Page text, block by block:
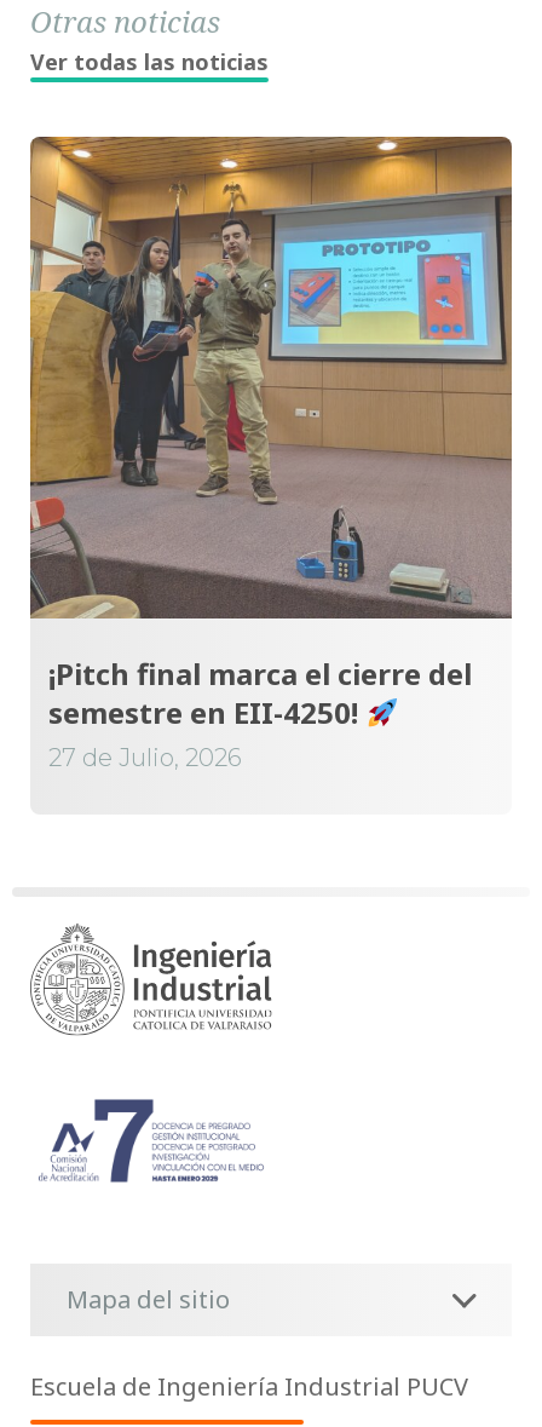
Otras noticias
Ver todas las noticias
¡Pitch final marca el cierre del
semestre en EII-4250!
27 de Julio, 2026
Mapa del sitio
Escuela de Ingeniería Industrial PUCV